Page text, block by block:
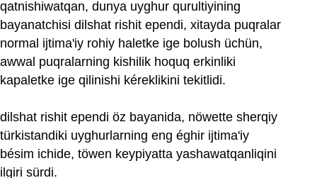
qatnishiwatqan, dunya uyghur qurultiyining
bayanatchisi dilshat rishit ependi, xitayda puqralar
normal ijtima'iy rohiy haletke ige bolush üchün,
awwal puqralarning kishilik hoquq erkinliki
kapaletke ige qilinishi kéreklikini tekitlidi.
dilshat rishit ependi öz bayanida, nöwette sherqiy
türkistandiki uyghurlarning eng éghir ijtima'iy
bésim ichide, töwen keypiyatta yashawatqanliqini
ilgiri sürdi.